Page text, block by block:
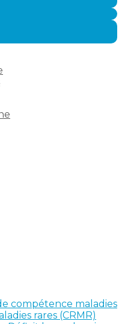
compétence maladies
rares (CRMR)